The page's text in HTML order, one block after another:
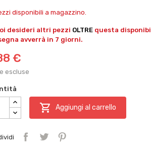
disponibili a magazzino.
desideri altri pezzi OLTRE questa
avverrà in 7 giorni.
€
escluse
 Aggiungi al carrello